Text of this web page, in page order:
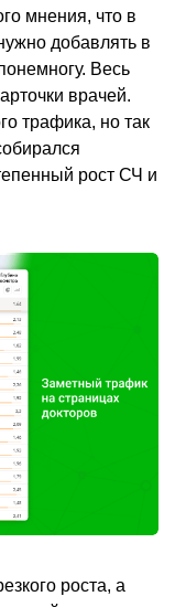
мнения, что в
добавлять в
Весь
врачей.
трафика, но так
рост СЧ и
роста, а